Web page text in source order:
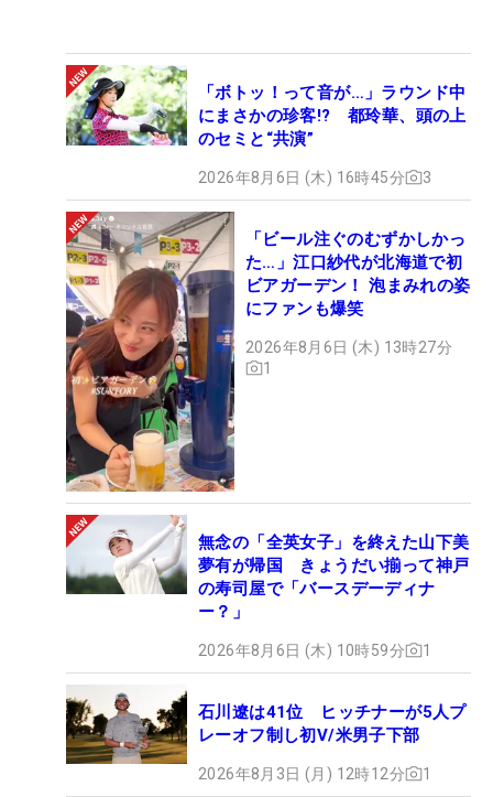
「ボトッ！って音が…」ラウンド中
にまさかの珍客!? 都玲華、頭の上
のセミと“共演”
2026年8月6日 (木) 16時45分 3
「ビール注ぐのむずかしかっ
た…」江口紗代が北海道で初
ビアガーデン！ 泡まみれの姿
にファンも爆笑
2026年8月6日 (木) 13時27分
1
無念の「全英女子」を終えた山下美
夢有が帰国 きょうだい揃って神戸
の寿司屋で「バースデーディナ
ー？」
2026年8月6日 (木) 10時59分 1
石川遼は41位 ヒッチナーが5人プ
レーオフ制し初V/米男子下部
2026年8月3日 (月) 12時12分 1